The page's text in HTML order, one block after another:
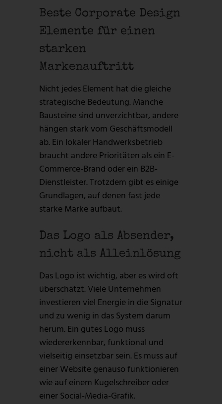
Beste Corporate Design
Elemente für einen
starken
Markenauftritt
Nicht jedes Element hat die gleiche
strategische Bedeutung. Manche
Bausteine sind unverzichtbar, andere
hängen stark vom Geschäftsmodell
ab. Ein lokaler Handwerksbetrieb
braucht andere Prioritäten als ein E-
Commerce-Brand oder ein B2B-
Dienstleister. Trotzdem gibt es einige
Grundlagen, auf denen fast jede
starke Marke aufbaut.
Das Logo als Absender,
nicht als Alleinlösung
Das Logo ist wichtig, aber es wird oft
überschätzt. Viele Unternehmen
investieren viel Energie in die Signatur
und zu wenig in das System darum
herum. Ein gutes Logo muss
wiedererkennbar, funktional und
vielseitig einsetzbar sein. Es muss auf
einer Website genauso funktionieren
wie auf einem Kugelschreiber oder
einer Social-Media-Grafik.